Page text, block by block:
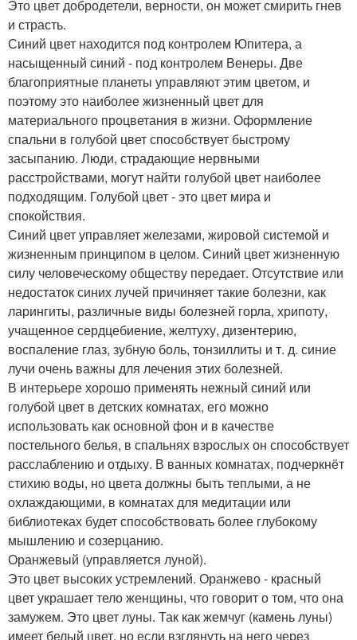
Это цвет добродетели, верности, он может смирить гнев
и страсть.
Синий цвет находится под контролем Юпитера, а
насыщенный синий - под контролем Венеры. Две
благоприятные планеты управляют этим цветом, и
поэтому это наиболее жизненный цвет для
материального процветания в жизни. Оформление
спальни в голубой цвет способствует быстрому
засыпанию. Люди, страдающие нервными
расстройствами, могут найти голубой цвет наиболее
подходящим. Голубой цвет - это цвет мира и
спокойствия.
Синий цвет управляет железами, жировой системой и
жизненным принципом в целом. Синий цвет жизненную
силу человеческому обществу передает. Отсутствие или
недостаток синих лучей причиняет такие болезни, как
ларингиты, различные виды болезней горла, хрипоту,
учащенное сердцебиение, желтуху, дизентерию,
воспаление глаз, зубную боль, тонзиллиты и т. д. синие
лучи очень важны для лечения этих болезней.
В интерьере хорошо применять нежный синий или
голубой цвет в детских комнатах, его можно
использовать как основной фон и в качестве
постельного белья, в спальнях взрослых он способствует
расслаблению и отдыху. В ванных комнатах, подчеркнёт
стихию воды, но цвета должны быть теплыми, а не
охлаждающими, в комнатах для медитации или
библиотеках будет способствовать более глубокому
мышлению и созерцанию.
Оранжевый (управляется луной).
Это цвет высоких устремлений. Оранжево - красный
цвет украшает тело женщины, что говорит о том, что она
замужем. Это цвет луны. Так как жемчуг (камень луны)
имеет белый цвет, но если взглянуть на него через